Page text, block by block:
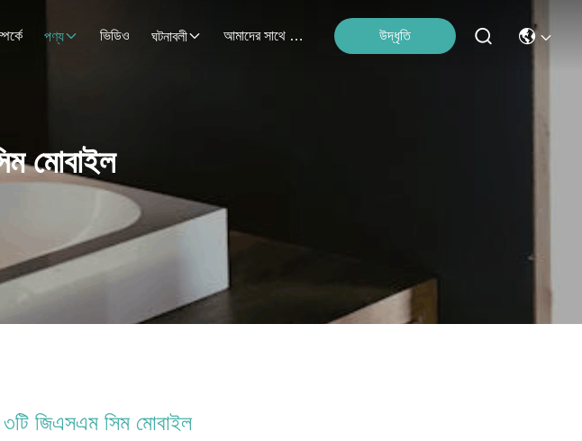
পণ্য ভিডিও ঘটনাবলী আমাদের সাথে যোগাযোগ করুন উদ্ধৃতি
মোবাইল
৩টি জিএসএম সিম মোবাইল